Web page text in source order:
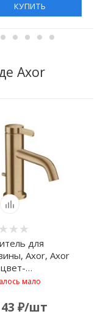
КУПИТЬ
Axor
для
Axor, Axor
бронза
мало
₽/шт